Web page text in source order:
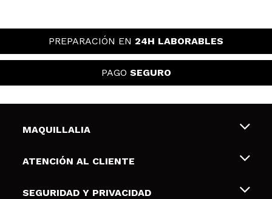
PREPARACIÓN EN 24H LABORABLES
PAGO SEGURO
MAQUILLALIA
Sobre nosotros
Tarjetas de Regalo
ATENCIÓN AL CLIENTE
Envíos y devoluciones
SEGURIDAD Y PRIVACIDAD